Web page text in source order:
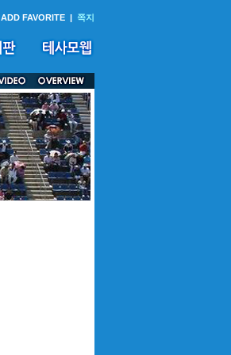
ADD FAVORITE | 쪽지